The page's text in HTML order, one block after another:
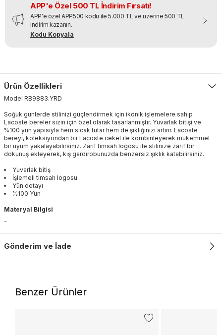
APP'e Özel 500 TL İndirim Fırsatı!
APP'e özel APP500 kodu ile 5.000 TL ve üzerine 500 TL
indirim kazanın.
Kodu Kopyala
Ürün Özellikleri
Model RB9883.YRD
Soğuk günlerde stilinizi güçlendirmek için ikonik işlemelere sahip
Lacoste bereler sizin için özel olarak tasarlanmıştır. Yuvarlak bitişi ve
%100 yün yapısıyla hem sıcak tutar hem de şıklığınızı artırır. Lacoste
bereyi, koleksiyondan bir Lacoste ceket ile kombinleyerek mükemmel
bir uyum yakalayabilirsiniz. Zarif timsah logosu ile stilinize zarif bir
dokunuş ekleyerek, kış gardırobunuzda benzersiz şıklık katabilirsiniz.
Yuvarlak bitiş
İşlemeli timsah logosu
Yün detayı
%100 Yün
Materyal Bilgisi
-
Gönderim ve İade
Benzer Ürünler